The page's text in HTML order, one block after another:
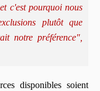
c'est pourquoi nous
plutôt que
notre préférence",
disponibles soient